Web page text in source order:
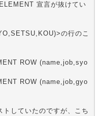
宣言が抜けてい
の行のこ
ROW (name,job,syo
ROW (name,job,gyo
トしていたのですが、こち